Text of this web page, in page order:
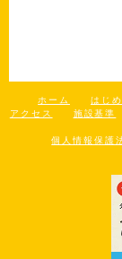
ホーム はじ
アクセス
施設基準
個人情報保護